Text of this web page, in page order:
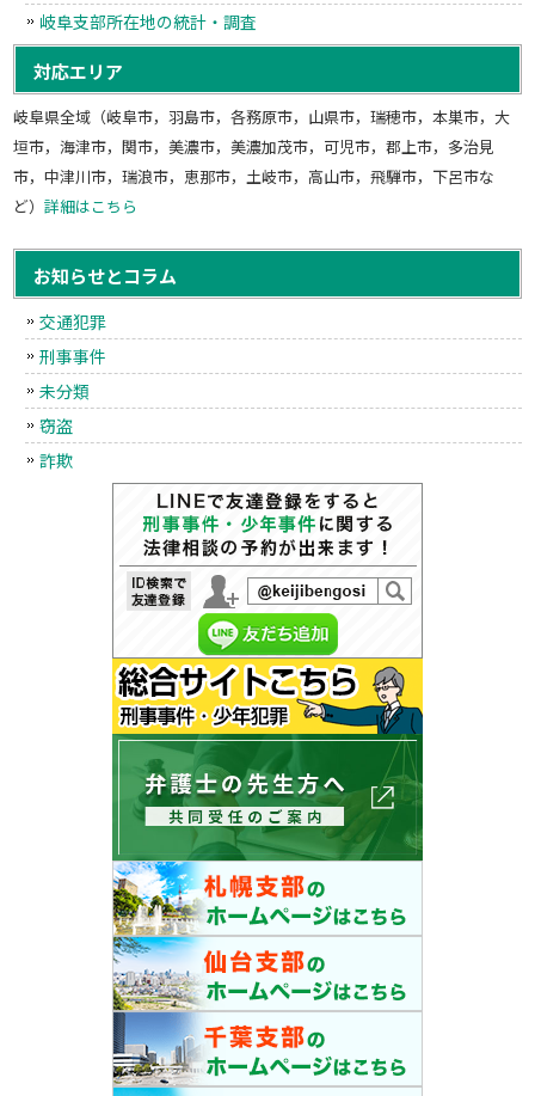
岐阜支部所在地の統計・調査
対応エリア
岐阜県全域（岐阜市，羽島市，各務原市，山県市，瑞穂市，本巣市，大
垣市，海津市，関市，美濃市，美濃加茂市，可児市，郡上市，多治見
市，中津川市，瑞浪市，恵那市，土岐市，高山市，飛騨市，下呂市な
ど）詳細はこちら
お知らせとコラム
交通犯罪
刑事事件
未分類
窃盗
詐欺